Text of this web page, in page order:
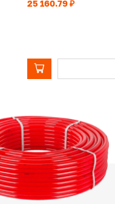
25 160.79 ₽